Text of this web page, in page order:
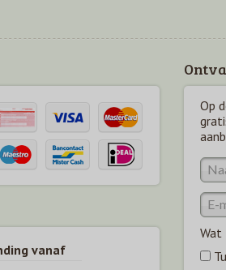
Op
Wat
vanaf